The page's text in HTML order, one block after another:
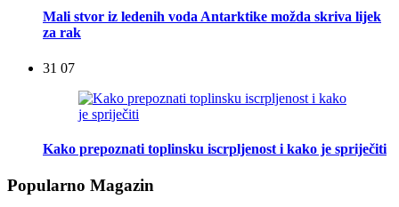
Mali stvor iz ledenih voda Antarktike možda skriva lijek
za rak
31 07
Kako prepoznati toplinsku iscrpljenost i kako je spriječiti
Popularno Magazin